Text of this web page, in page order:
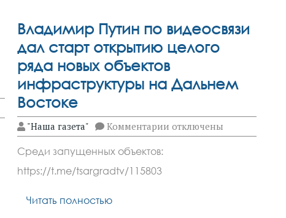
для
новорожденных
Владимир Путин по видеосвязи
дал старт открытию целого
ряда новых объектов
инфраструктуры на Дальнем
Востоке
"Наша газета" Комментарии к
записи
отключены
Среди запущенных объектов:
https://t.me/tsargradtv/115803
Читать полностью